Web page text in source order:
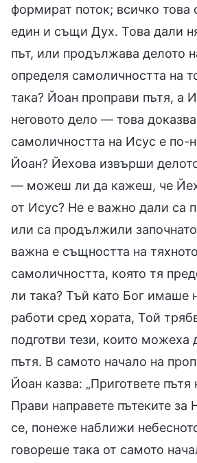
формират поток; всичко това
един и същи Дух. Това дали
път, или продължава делото
определя самоличността на
така? Йоан проправи пътя, а
неговото дело — това
самоличността на Исус е по-
Йоан? Йехова извърши
— можеш ли да кажеш, че
от Исус? Не е важно дали са
или са продължили
важна е същността на
самоличността, която тя
ли така? Тъй като Бог имаше
работи сред хората, Той
подготви тези, които можеха
пътя. В самото начало на
Йоан казва: „Пригответе пътя
Прави направете пътеките за
се, понеже наближи
говореше така от самото